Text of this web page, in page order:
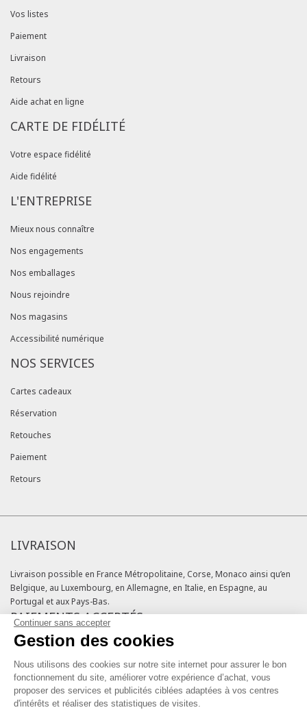
Continuer sans accepter
Gestion des cookies
Nous utilisons des cookies sur notre site internet pour assurer le bon
fonctionnement du site, améliorer votre expérience d’achat, vous
proposer des services et publicités ciblées adaptées à vos centres
d'intérêts et réaliser des statistiques de visites.
Vos listes
Paiement
Livraison
Retours
Aide achat en ligne
CARTE DE FIDÉLITÉ
Votre espace fidélité
Aide fidélité
L'ENTREPRISE
Mieux nous connaître
Nos engagements
Nos emballages
Nous rejoindre
Nos magasins
Accessibilité numérique
NOS SERVICES
Cartes cadeaux
Réservation
Retouches
Paiement
Retours
LIVRAISON
Livraison possible en France Métropolitaine, Corse, Monaco ainsi qu’en
Belgique, au Luxembourg, en Allemagne, en Italie, en Espagne, au
Portugal et aux Pays-Bas.
PAIEMENTS ACCEPTÉS
Cartes bancaires
Cartes cadeaux
Chèques fidélité
NOS ENGAGEMENTS QUALITÉ